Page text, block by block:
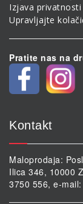
Izjava privatnosti
Upravljajte
Pratite nas na
Kontakt
Maloprodaja:
Ilica 346, 10000
3750 556, e-mail: